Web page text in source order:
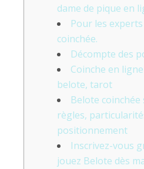
dame de pique en
Pour les
coinchée.
Décompte des
Coinche en
belote, tarot
Belote
règles,
positionnement
Inscrivez-vous
jouez Belote dès